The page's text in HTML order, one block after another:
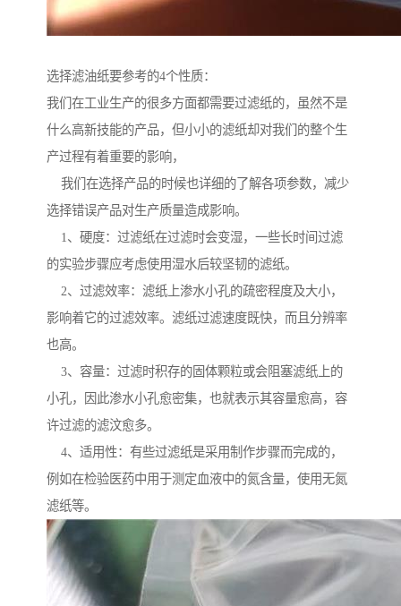
选择滤油纸要参考的4个性质：
我们在工业生产的很多方面都需要过滤纸的，虽然不是
什么高新技能的产品，但小小的滤纸却对我们的整个生
产过程有着重要的影响，
我们在选择产品的时候也详细的了解各项参数，减少
选择错误产品对生产质量造成影响。
1、硬度：过滤纸在过滤时会变湿，一些长时间过滤
的实验步骤应考虑使用湿水后较坚韧的滤纸。
2、过滤效率：滤纸上渗水小孔的疏密程度及大小，
影响着它的过滤效率。滤纸过滤速度既快，而且分辨率
也高。
3、容量：过滤时积存的固体颗粒或会阻塞滤纸上的
小孔，因此渗水小孔愈密集，也就表示其容量愈高，容
许过滤的滤汶愈多。
4、适用性：有些过滤纸是采用制作步骤而完成的，
例如在检验医药中用于测定血液中的氮含量，使用无氮
滤纸等。